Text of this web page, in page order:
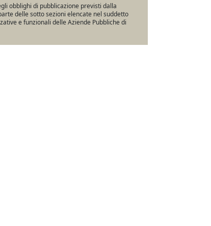
obblighi di pubblicazione previsti dalla
delle sotto sezioni elencate nel suddetto
e funzionali delle Aziende Pubbliche di